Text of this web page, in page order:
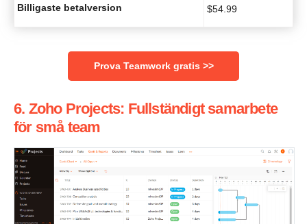
Billigaste betalversion $54.99
Prova Teamwork gratis >>
6. Zoho Projects: Fullständigt samarbete
för små team